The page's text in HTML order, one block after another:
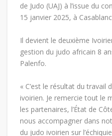
de Judo (UAJ) à l’issue du
15 janvier 2025, à
Il devient le deuxième
gestion du judo africain 8
Palenfo.
« C’est le résultat du travail
ivoirien. Je remercie tout le
les partenaires, l’État de
nous accompagner dans
du judo ivoirien sur